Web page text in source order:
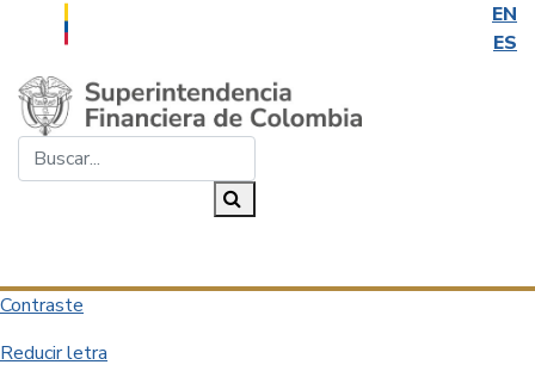
EN
ES
Saltar al contenido principal
Contraste
Reducir letra